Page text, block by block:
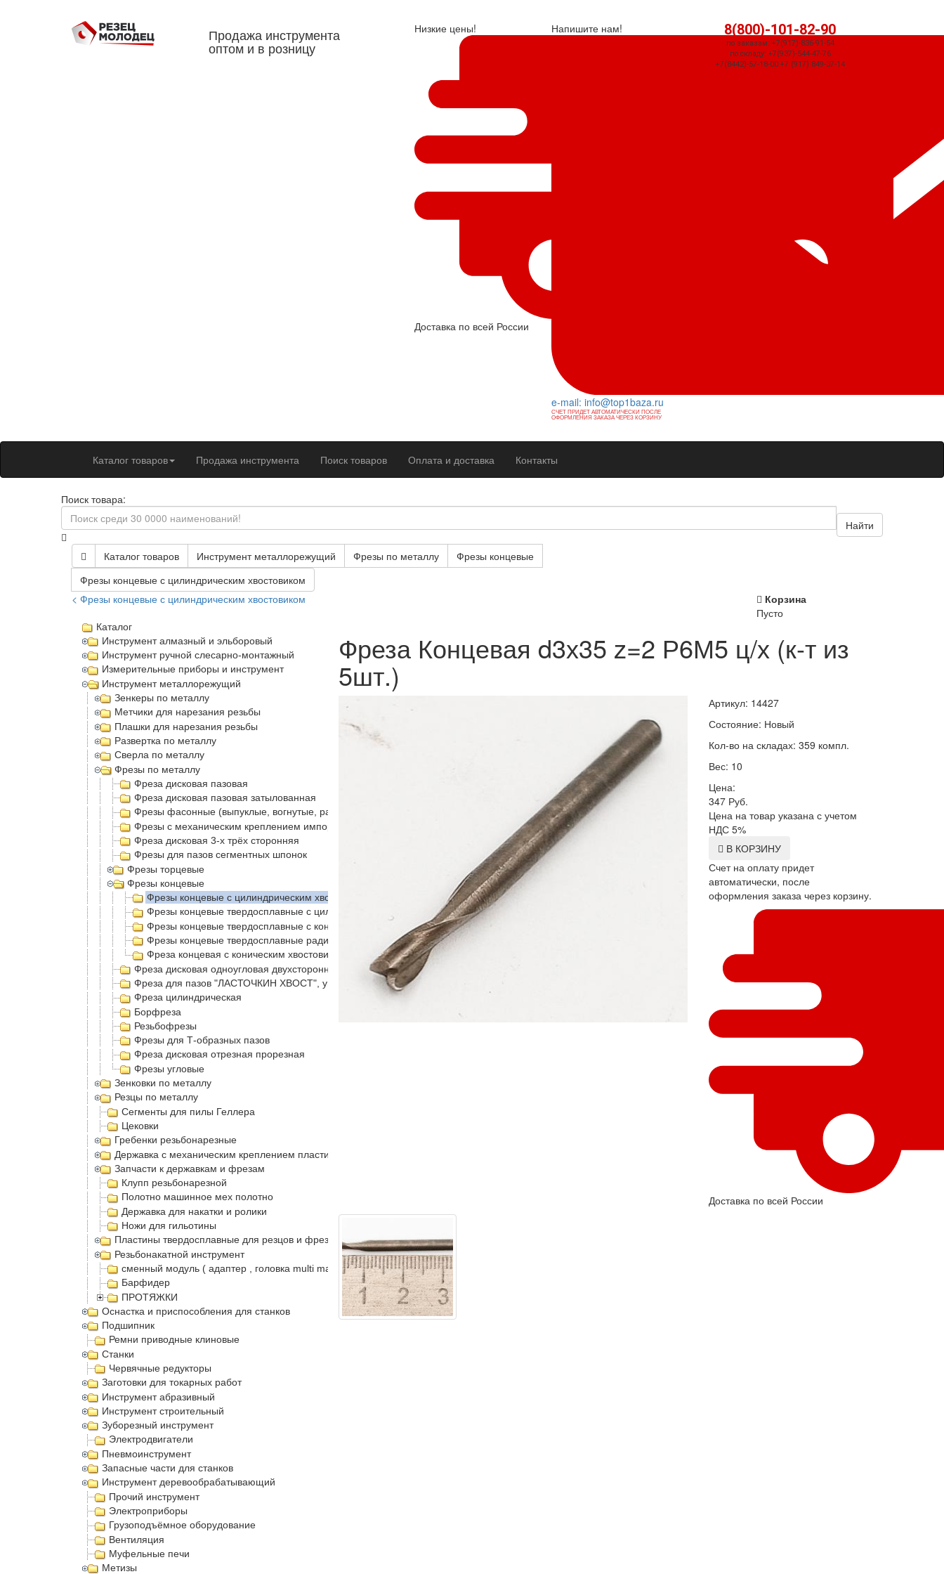
Продажа инструмента
оптом и в розницу
Низкие цены!
Доставка по всей России
Напишите нам!
e-mail: info@top1baza.ru
СЧЕТ ПРИДЕТ АВТОМАТИЧЕСКИ ПОСЛЕ
ОФОРМЛЕНИЯ ЗАКАЗА ЧЕРЕЗ КОРЗИНУ
8(800)-101-82-90
по заказам: +7(917)-836-91-54
по складу: +7(937)-544-47-76
+7(8442)-57-18-00 +7 (917) 849-37-14
Каталог товаров Продажа инструмента Поиск товаров Оплата и доставка Контакты
Поиск товара:
Найти
Каталог товаров Инструмент металлорежущий Фрезы по металлу
Фрезы концевые
Фрезы концевые с цилиндрическим хвостовиком
< Фрезы концевые с цилиндрическим хвостовиком
Корзина
Пусто
Каталог
Инструмент алмазный и эльборовый
Инструмент ручной слесарно-монтажный
Измерительные приборы и инструмент
Инструмент металлорежущий
Зенкеры по металлу
Метчики для нарезания резьбы
Плашки для нарезания резьбы
Развертка по металлу
Сверла по металлу
Фрезы по металлу
Фреза дисковая пазовая
Фреза дисковая пазовая затылованная
Фрезы фасонные (выпуклые, вогнутые, радиусные)
Фрезы с механическим креплением импорт
Фреза дисковая 3-х трёх сторонняя
Фрезы для пазов сегментных шпонок
Фрезы торцевые
Фрезы концевые
Фрезы концевые с цилиндрическим хвостовиком
Фрезы концевые твердосплавные с цилиндрическим хвостовиком
Фрезы концевые твердосплавные с коническим хвостовиком напайные
Фрезы концевые твердосплавные радиусные с цилиндрическим хвостовиком
Фреза концевая с коническим хвостовиком к/х
Фреза дисковая одноугловая двухсторонняя
Фреза для пазов "ЛАСТОЧКИН ХВОСТ", угловая
Фреза цилиндрическая
Борфреза
Резьбофрезы
Фрезы для Т-образных пазов
Фреза дисковая отрезная прорезная
Фрезы угловые
Зенковки по металлу
Резцы по металлу
Сегменты для пилы Геллера
Цековки
Гребенки резьбонарезные
Державка с механическим креплением пластин
Запчасти к державкам и фрезам
Клупп резьбонарезной
Полотно машинное мех полотно
Державка для накатки и ролики
Ножи для гильотины
Пластины твердосплавные для резцов и фрез
Резьбонакатной инструмент
сменный модуль ( адаптер , головка multi master )
Барфидер
ПРОТЯЖКИ
Оснастка и приспособления для станков
Подшипник
Ремни приводные клиновые
Станки
Червячные редукторы
Заготовки для токарных работ
Инструмент абразивный
Инструмент строительный
Зуборезный инструмент
Электродвигатели
Пневмоинструмент
Запасные части для станков
Инструмент деревообрабатывающий
Прочий инструмент
Электроприборы
Грузоподъёмное оборудование
Вентиляция
Муфельные печи
Метизы
Фреза Концевая d3х35 z=2 Р6М5 ц/х (к-т из
5шт.)
Артикул: 14427
Состояние: Новый
Кол-во на складах: 359 компл.
Вес: 10
Цена:
347 Руб.
Цена на товар указана с учетом
НДС 5%
В КОРЗИНУ
Счет на оплату придет
автоматически, после
оформления заказа через корзину.
Доставка по всей России